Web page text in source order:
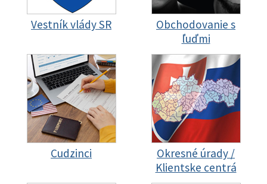
Vestník vlády SR
Obchodovanie s
ľuďmi
Cudzinci
Okresné úrady /
Klientske centrá